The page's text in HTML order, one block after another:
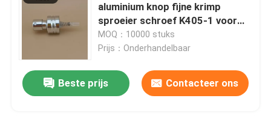
Fabriekstocht
aluminium knop fijne krimp
sproeier schroef K405-1 voor
parfum
MOQ：10000 stuks
Prijs：Onderhandelbaar
Beste prijs Contacteer ons